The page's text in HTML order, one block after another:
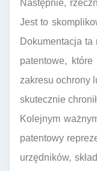
Następnie,
Jest to
Dokumentacja
patentowe,
zakresu ochrony
skutecznie
Kolejnym
patentowy
urzędników,